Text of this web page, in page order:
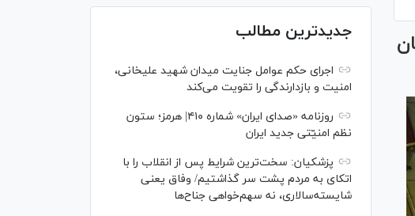
جدیدترین مطالب
اجرای حکم عوامل جنایت میدان شهید علیخانی،
امنیت و بازدارندگی را تقویت می‌کند
روزنامه «صدای ایران» شماره ۴۱۰| هرمز؛ ستون
نظم امنیّتی جدید ایران
پزشکیان: سخت‌ترین شرایط پس از انقلاب را با
اتکای به مردم پشت سر گذاشتیم/ وفاق یعنی
شایسته‌سالاری، نه سهم‌خواهی جناح‌ها